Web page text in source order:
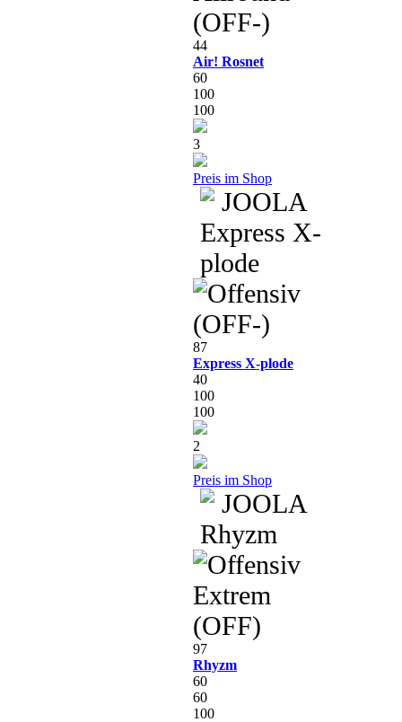
44
Air! Rosnet
60
100
100
3
Preis im Shop
87
Express X-plode
40
100
100
2
Preis im Shop
97
Rhyzm
60
60
100